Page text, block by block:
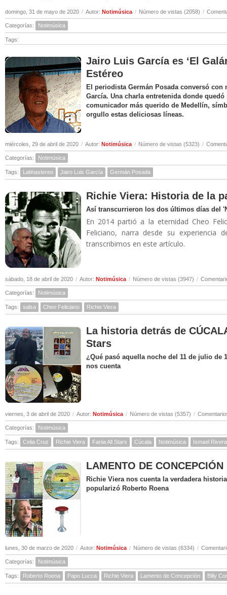
domingo, 31 de mayo de 2020 / Autor: Notimúsica / Número de vistas (2058) /
Categorías: Notimúsica
Tags:
Jairo Luis García es ‘El
Estéreo
El periodista Germán Posada conversó
García. Una charla entretenida donde
comunicador más querido de Medellín,
orgullo estas deliciosas líneas.
miércoles, 29 de abril de 2020 / Autor: Notimúsica / Número de vistas (5323) /
Categorías: Notimúsica
Tags: Latinastereo Jairo Luis García Germán Posada
Richie Viera: Historia de la
Así transcurrieron los dos últimos días del
En 2014 partió a la eternidad Cheo
Feliciano, narra desde su experiencia
transcribimos en este artículo.
sábado, 18 de abril de 2020 / Autor: Notimúsica / Número de vistas (3947) /
Categorías: Notimúsica
Tags: salsa Cheo Feliciano Richie Viera
La historia detrás de
Stars
¿Qué pasó aquella noche del 11 de julio de
nos cuenta
viernes, 3 de abril de 2020 / Autor: Notimúsica / Número de vistas (5357) /
Categorías: Notimúsica
Tags: Celia Cruz Richie Viera Fania All Stars Cúcala Notimúsica Ismael Rivera
LAMENTO DE
Richie Viera nos cuenta la verdadera
popularizó Roberto Roena
lunes, 30 de marzo de 2020 / Autor: Notimúsica / Número de vistas (6334) /
Categorías: Notimúsica
Tags: Roberto Roena Papo Lucca Richie Viera Lamento de Concepción Billy